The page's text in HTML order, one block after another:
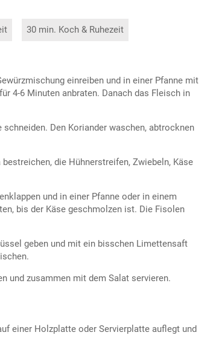
30 min. Koch & Ruhezeit
einreiben und in einer Pfanne mit
4-6 Minuten anbraten. Danach das Fleisch in
Den Koriander waschen, abtrocknen
die Hühnerstreifen, Zwiebeln, Käse
und in einer Pfanne oder in einem
bis der Käse geschmolzen ist. Die Fisolen
geben und mit ein bisschen Limettensaft
und zusammen mit dem Salat servieren.
einer Holzplatte oder Servierplatte auflegt und